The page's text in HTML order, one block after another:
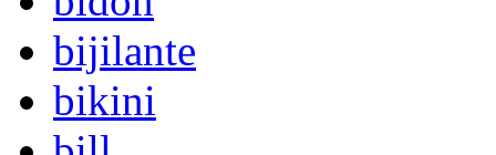
bijilante
bikini